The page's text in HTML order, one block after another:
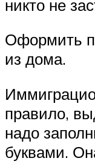
никто не
Оформить
из дома.
правило,
надо
буквами.